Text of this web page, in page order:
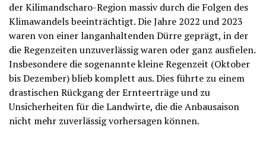
der Kilimandscharo-Region massiv durch die Folgen des
Klimawandels beeinträchtigt. Die Jahre 2022 und 2023
waren von einer langanhaltenden Dürre geprägt, in der
die Regenzeiten unzuverlässig waren oder ganz ausfielen.
Insbesondere die sogenannte kleine Regenzeit (Oktober
bis Dezember) blieb komplett aus. Dies führte zu einem
drastischen Rückgang der Ernteerträge und zu
Unsicherheiten für die Landwirte, die die Anbausaison
nicht mehr zuverlässig vorhersagen können.